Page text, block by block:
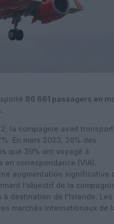
86 661 passagers en
.
la compagnie avait
En mars 2023, 26% des
que 39% ont voyagé à
en correspondance (VIA).
augmentation significative
l’objectif de la
destination de l’Islande. Les
marchés internationaux de